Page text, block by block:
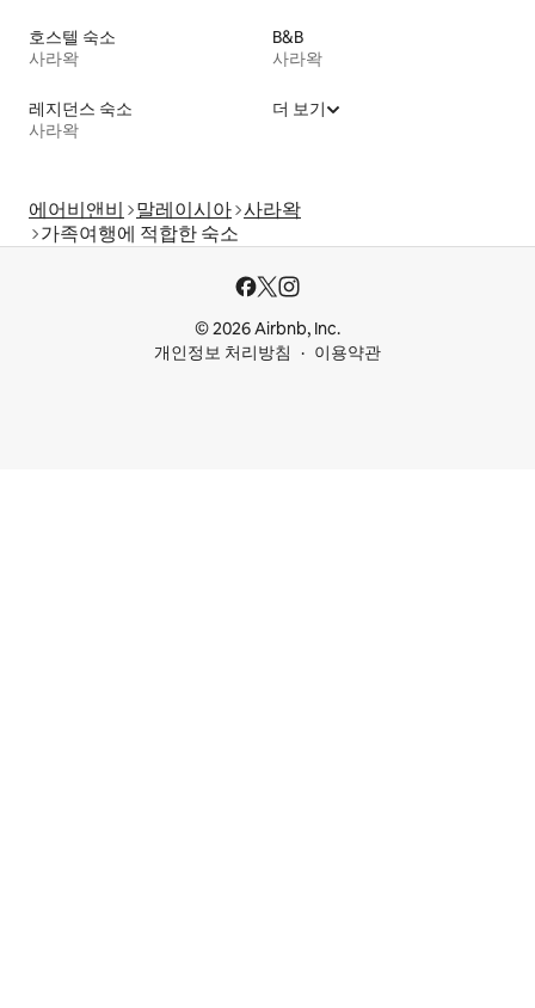
호스텔 숙소
사라왁
B&B
사라왁
레지던스 숙소
사라왁
더 보기
에어비앤비 말레이시아 사라왁
가족여행에 적합한 숙소
© 2026 Airbnb, Inc.
개인정보 처리방침
이용약관